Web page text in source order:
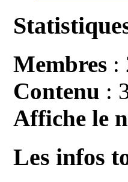
Membres :
Contenu :
Affiche le
Les infos